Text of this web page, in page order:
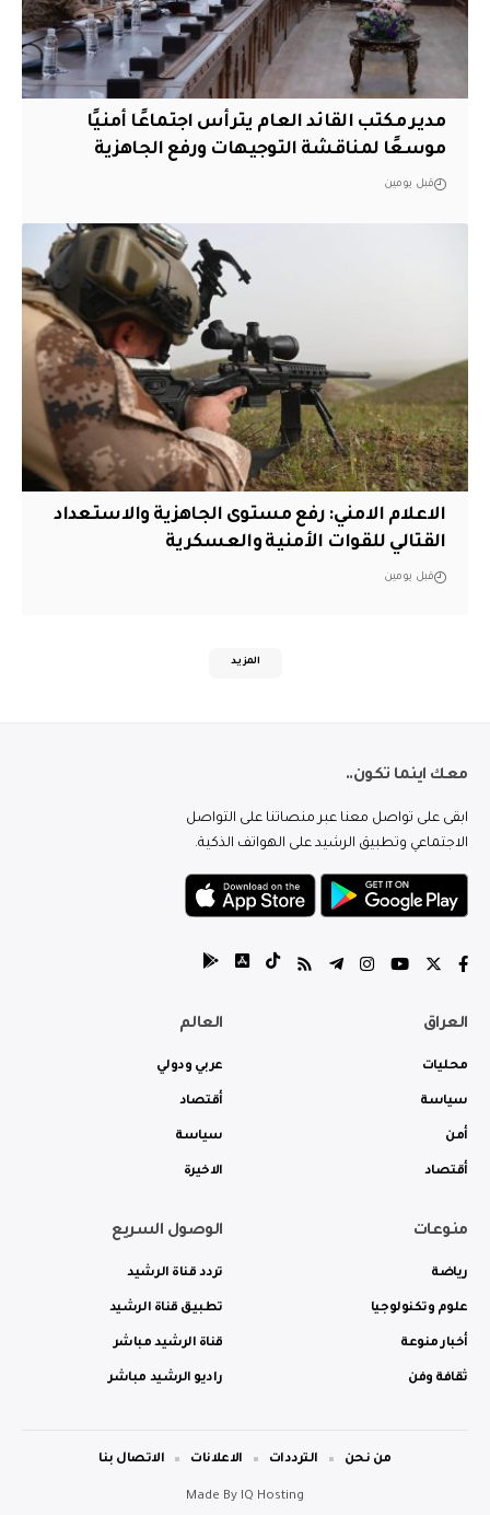
مدير مكتب القائد العام يترأس اجتماعًا أمنيًا
موسعًا لمناقشة التوجيهات ورفع الجاهزية
قبل يومين
الاعلام الامني: رفع مستوى الجاهزية والاستعداد
القتالي للقوات الأمنية والعسكرية
قبل يومين
المزيد
معك اينما تكون..
ابقى على تواصل معنا عبر منصاتنا على التواصل
الاجتماعي وتطبيق الرشيد على الهواتف الذكية.
العراق
محليات
سياسة
أمن
أقتصاد
العالم
عربي ودولي
أقتصاد
سياسة
الاخيرة
منوعات
رياضة
علوم وتكنولوجيا
أخبار منوعة
ثقافة وفن
الوصول السريع
تردد قناة الرشيد
تطبيق قناة الرشيد
قناة الرشيد مباشر
راديو الرشيد مباشر
Made By IQ Hosting
من نحن الترددات الاعلانات الاتصال بنا